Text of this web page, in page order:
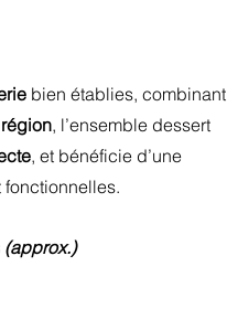
bien établies, combinant
, l’ensemble dessert
, et bénéficie d’une
(approx.)